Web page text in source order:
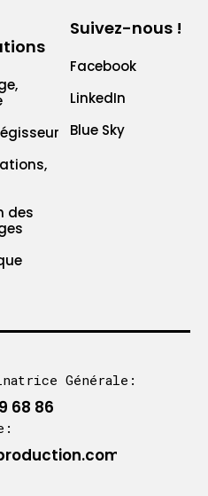
des
Suivez-nous !
Facebook
LinkedIn
Blue Sky
Générale:
68 86